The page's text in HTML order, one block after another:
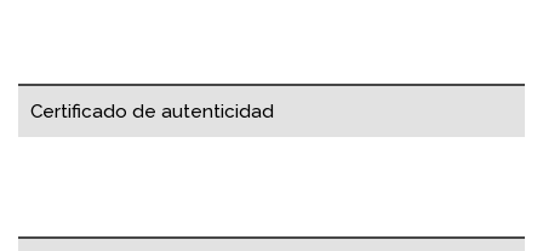
Certificado de autenticidad